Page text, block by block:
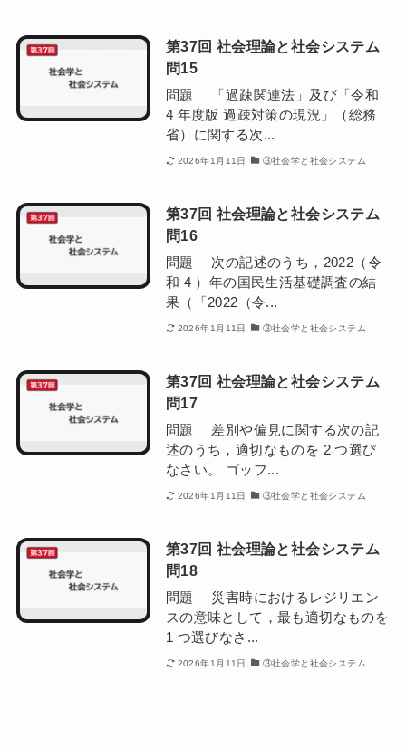
第37回 社会理論と社会システム
問15
問題 「過疎関連法」及び「令和
4 年度版 過疎対策の現況」（総務
省）に関する次...
2026年1月11日 ③社会学と社会システム
第37回 社会理論と社会システム
問16
問題 次の記述のうち，2022（令
和 4 ）年の国民生活基礎調査の結
果（「2022（令...
2026年1月11日 ③社会学と社会システム
第37回 社会理論と社会システム
問17
問題 差別や偏見に関する次の記
述のうち，適切なものを 2 つ選び
なさい。 ゴッフ...
2026年1月11日 ③社会学と社会システム
第37回 社会理論と社会システム
問18
問題 災害時におけるレジリエン
スの意味として，最も適切なものを
1 つ選びなさ...
2026年1月11日 ③社会学と社会システム